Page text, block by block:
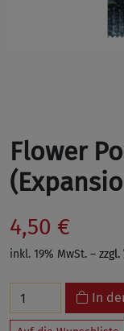
Flower
4,50 €
inkl. 19% MwSt. –
In